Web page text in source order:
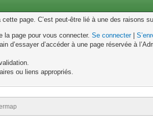
page. C’est peut-être lié à une des raisons
la page pour vous connecter.Se connecter|
d’essayer d’accéder à une page réservée à
ou liens appropriés.